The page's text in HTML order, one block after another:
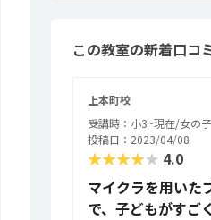
この教室の新着口コ
上本町校
受講時：小3~現在/女の子
投稿日：2023/04/08
★★★★★ 4.0
マイクラを用いた
で、子どもがすご